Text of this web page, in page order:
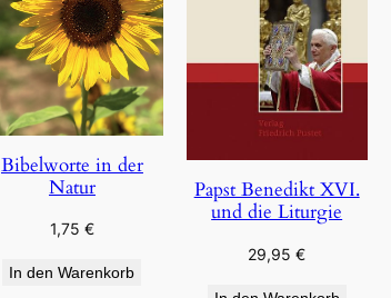
Bibelworte in der
Natur
1,75 €
In den Warenkorb
Papst Benedikt XVI.
und die Liturgie
29,95€